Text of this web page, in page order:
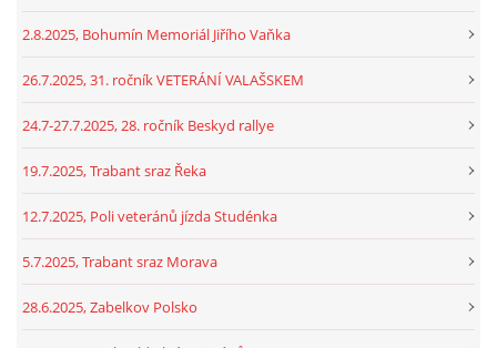
2.8.2025, Bohumín Memoriál Jiřího Vaňka
26.7.2025, 31. ročník VETERÁNÍ VALAŠSKEM
24.7-27.7.2025, 28. ročník Beskyd rallye
19.7.2025, Trabant sraz Řeka
12.7.2025, Poli veteránů jízda Studénka
5.7.2025, Trabant sraz Morava
28.6.2025, Zabelkov Polsko